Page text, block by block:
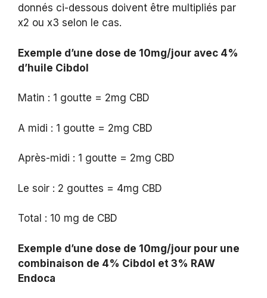
donnés ci-dessous doivent être multipliés par
x2 ou x3 selon le cas.
Exemple d’une dose de 10mg/jour avec 4%
d’huile Cibdol
Matin : 1 goutte = 2mg CBD
A midi : 1 goutte = 2mg CBD
Après-midi : 1 goutte = 2mg CBD
Le soir : 2 gouttes = 4mg CBD
Total : 10 mg de CBD
Exemple d’une dose de 10mg/jour pour une
combinaison de 4% Cibdol et 3% RAW
Endoca